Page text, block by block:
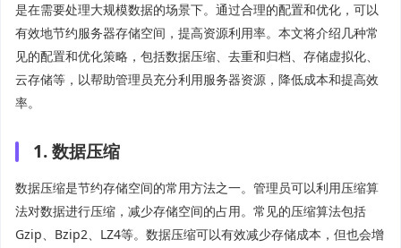
是在需要处理大规模数据的场景下。通过合理的配置和优化，可以
有效地节约服务器存储空间，提高资源利用率。本文将介绍几种常
见的配置和优化策略，包括数据压缩、去重和归档、存储虚拟化、
云存储等，以帮助管理员充分利用服务器资源，降低成本和提高效
率。
1. 数据压缩
数据压缩是节约存储空间的常用方法之一。管理员可以利用压缩算
法对数据进行压缩，减少存储空间的占用。常见的压缩算法包括
Gzip、Bzip2、LZ4等。数据压缩可以有效减少存储成本，但也会增